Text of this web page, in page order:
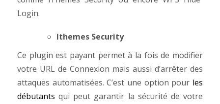
Login.
Ithemes Security
Ce plugin est payant permet à la fois de modifier
votre URL de Connexion mais aussi d’arrêter des
attaques automatisées. C’est une option pour les
débutants qui peut garantir la sécurité de votre